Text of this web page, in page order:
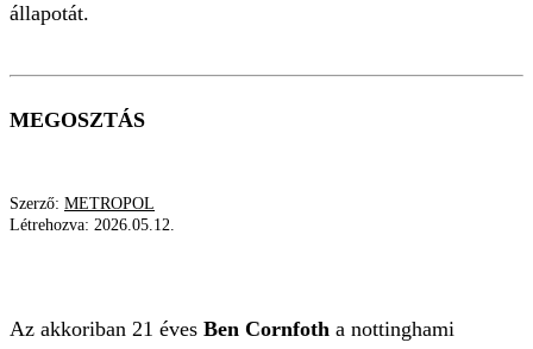
állapotát.
MEGOSZTÁS
Szerző: METROPOL
Létrehozva: 2026.05.12.
Az akkoriban 21 éves Ben Cornfoth a nottinghami